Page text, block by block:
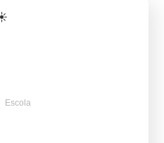
Escola